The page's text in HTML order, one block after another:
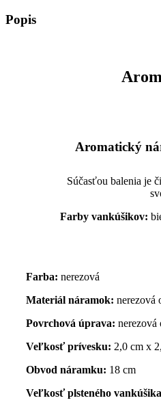
Popis
Aromatický
Súčasťou balenia je
Farby vankúšikov:
Farba: nerezová
Materiál náramok: nerezová
Povrchová úprava:
Veľkosť prívesku: 2,0 cm x
Obvod náramku: 18 cm
Veľkosť plsteného